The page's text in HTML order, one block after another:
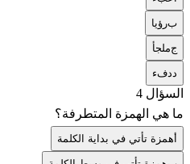
برؤيا
جملجأ
دفء
السؤال 4
ما هي الهمزة المتطرفة؟
همزة تأتي في بداية الكلمة